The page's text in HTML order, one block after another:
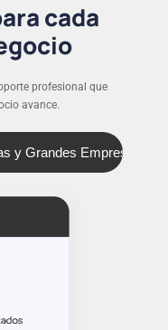
cada
profesional que
avance.
y Grandes Empresas